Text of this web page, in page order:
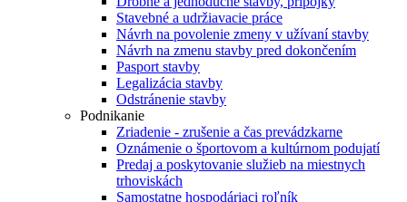
Stavebné a udržiavacie práce
Návrh na povolenie zmeny v užívaní stavby
Návrh na zmenu stavby pred dokončením
Pasport stavby
Legalizácia stavby
Odstránenie stavby
Podnikanie
Zriadenie - zrušenie a čas prevádzkarne
Oznámenie o športovom a kultúrnom podujatí
Predaj a poskytovanie služieb na miestnych
trhoviskách
Samostatne hospodáriaci roľník